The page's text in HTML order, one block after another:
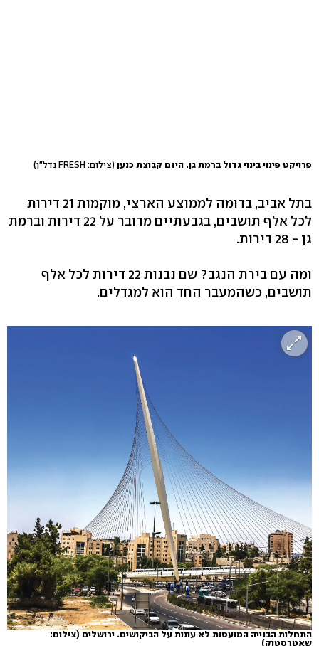
פרויקט פינוי בינוי גדול ברמת גן. היזם קבוצת כנען (צילום: FRESH נדל"ן)
בתל אביב, בדומה לממוצע הארצי, מוקמות 21 דירות
לכל אלף תושבים, בגבעתיים מדובר על 22 דירות וברמת
גן - 28 דירות.
ומה עם בירת הנגב? שם נבנות 22 דירות לכל אלף
תושבים, כשהמעבר החד הוא למגדלים.
התחלות הבנייה המועטות לא עונות על הביקושים. ירושלים (צילום:
שאטרסטוק)